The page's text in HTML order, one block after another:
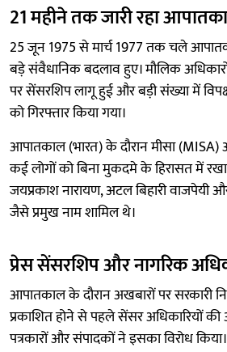
21 महीने तक जारी रहा
25 जून 1975 से मार्च 1977 तक चले
बड़े संवैधानिक बदलाव हुए। मौलिक
पर सेंसरशिप लागू हुई और बड़ी संख्या में
को गिरफ्तार किया गया।
आपातकाल (भारत) के दौरान मीसा
कई लोगों को बिना मुकदमे के हिरासत में रखा
जयप्रकाश नारायण, अटल बिहारी
जैसे प्रमुख नाम शामिल थे।
प्रेस सेंसरशिप और नागरिक
आपातकाल के दौरान अखबारों पर सरकारी
प्रकाशित होने से पहले सेंसर अधिकारियों
पत्रकारों और संपादकों ने इसका विरोध किया।